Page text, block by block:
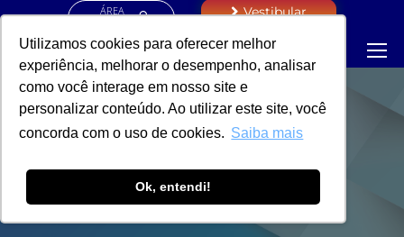
Utilizamos cookies para oferecer melhor
experiência, melhorar o desempenho, analisar
como você interage em nosso site e
personalizar conteúdo. Ao utilizar este site, você
concorda com o uso de cookies. Saiba mais
Ok, entendi!
ÁREA
Vestibular
PORTARIA - PRÓ-
REITORIA